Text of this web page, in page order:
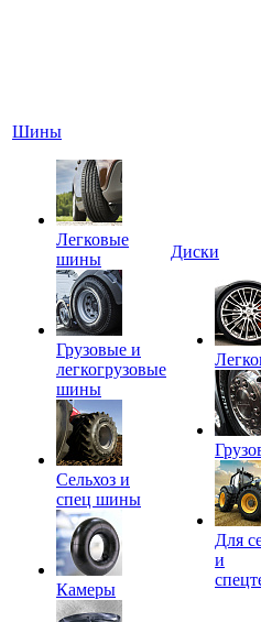
Шины
Легковые
шины
Грузовые и
легкогрузовые
шины
Сельхоз и
спец шины
Камеры
Диски
Для
и